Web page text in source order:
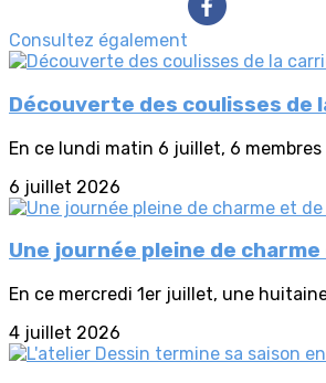
Consultez également
Découverte des coulisses de
En ce lundi matin 6 juillet, 6
6 juillet 2026
Une journée pleine de
En ce mercredi 1er juillet, une
4 juillet 2026